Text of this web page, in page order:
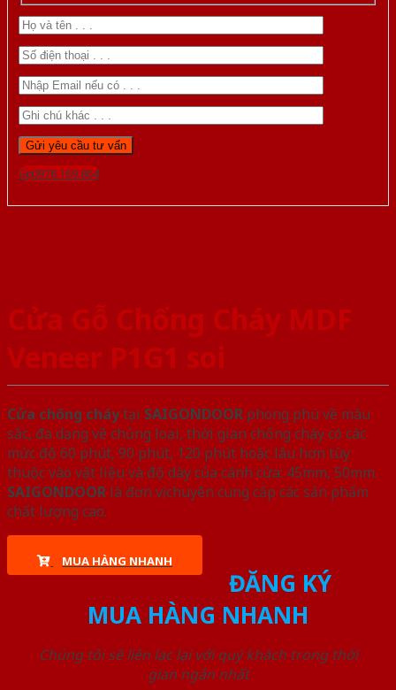
Gọi 0976.169.864
Cửa Gỗ Chống Cháy MDF
Veneer P1G1 soi
Cửa chống cháytại SAIGONDOOR phong phú về màu
sắc, đa dạng về chủng loại, thời gian chống cháy có các
mức độ 60 phút, 90 phút, 120 phút hoặc lâu hơn tùy
thuộc vào vật liệu và độ dày của cánh cửa: 45mm, 50mm.
SAIGONDOOR là đơn vị chuyên cung cấp các sản phẩm
chất lượng cao.
MUA HÀNG NHANH
ĐĂNG KÝ
MUA HÀNG NHANH
Chúng tôi sẽ liên lạc lại với quý khách trong thời
gian ngắn nhất